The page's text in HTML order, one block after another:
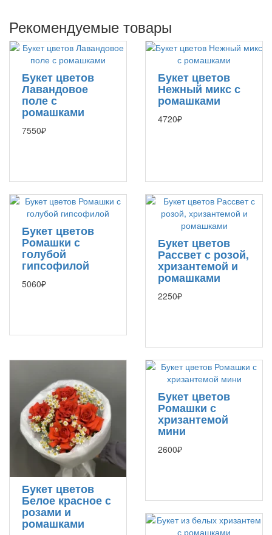
Рекомендуемые товары
Букет цветов
Лавандовое
поле с
ромашками
7550₽
Букет цветов
Нежный микс с
ромашками
4720₽
Букет цветов
Ромашки с
голубой
гипсофилой
5060₽
Букет цветов
Рассвет с розой,
хризантемой и
ромашками
2250₽
Букет цветов
Белое красное с
розами и
ромашками
Букет цветов
Ромашки с
хризантемой
мини
2600₽